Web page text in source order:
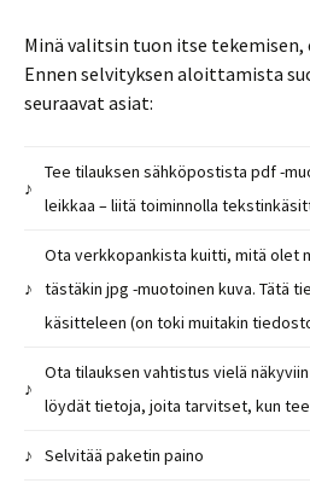
Minä valitsin tuon itse
Ennen selvityksen aloittamista
seuraavat asiat:
♪
Tee tilauksen sähköpostista pdf -
leikkaa – liitä toiminnolla
♪
Ota verkkopankista kuitti, mitä olet
tästäkin jpg -muotoinen kuva. Tätä
käsitteleen (on toki muitakin
♪
Ota tilauksen vahtistus vielä
löydät tietoja, joita tarvitset, kun
♪ Selvitää paketin paino